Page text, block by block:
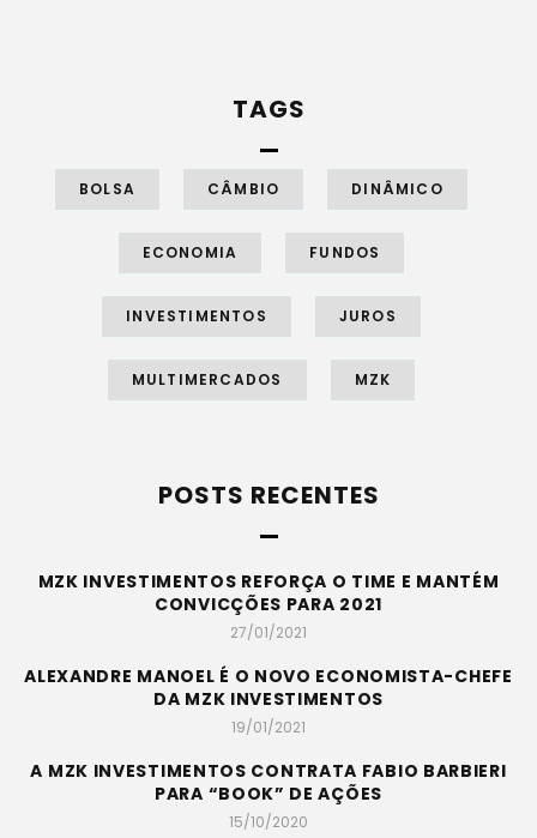
TAGS
BOLSA CÂMBIO DINÂMICO
ECONOMIA FUNDOS
INVESTIMENTOS JUROS
MULTIMERCADOS MZK
POSTS RECENTES
MZK INVESTIMENTOS REFORÇA O TIME E MANTÉM
CONVICÇÕES PARA 2021
27/01/2021
ALEXANDRE MANOEL É O NOVO ECONOMISTA-CHEFE
DA MZK INVESTIMENTOS
19/01/2021
A MZK INVESTIMENTOS CONTRATA FABIO BARBIERI
PARA “BOOK” DE AÇÕES
15/10/2020